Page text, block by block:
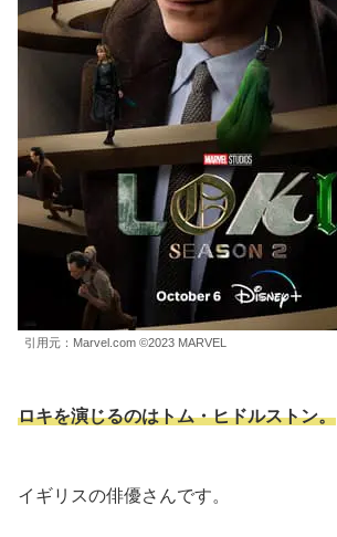
引用元：Marvel.com ©2023 MARVEL
ロキを演じるのはトム・ヒドルストン。
イギリスの俳優さんです。